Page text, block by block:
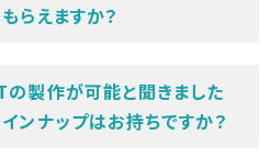
らえますか？
製作が可能と聞きました
ンナップはお持ちですか？